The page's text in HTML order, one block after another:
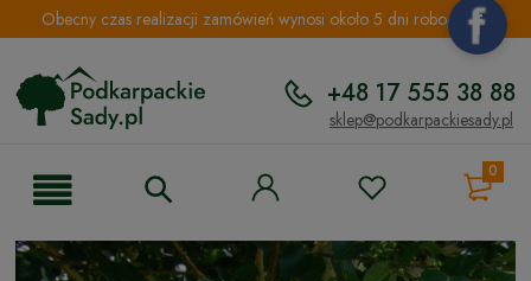
Obecny czas realizacji zamówień wynosi około 5 dni roboczych.
+48 17 555 38 88
sklep@podkarpackiesady.pl
0